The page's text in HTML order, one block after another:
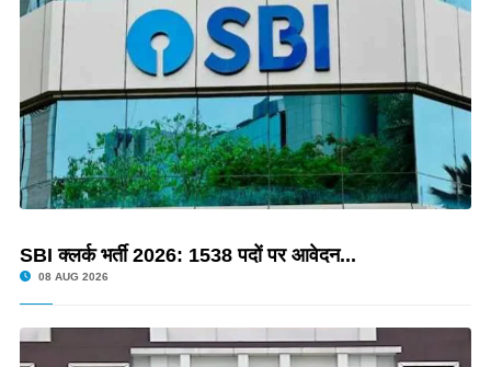
SBI क्लर्क भर्ती 2026: 1538 पदों पर आवेदन...
08 AUG 2026